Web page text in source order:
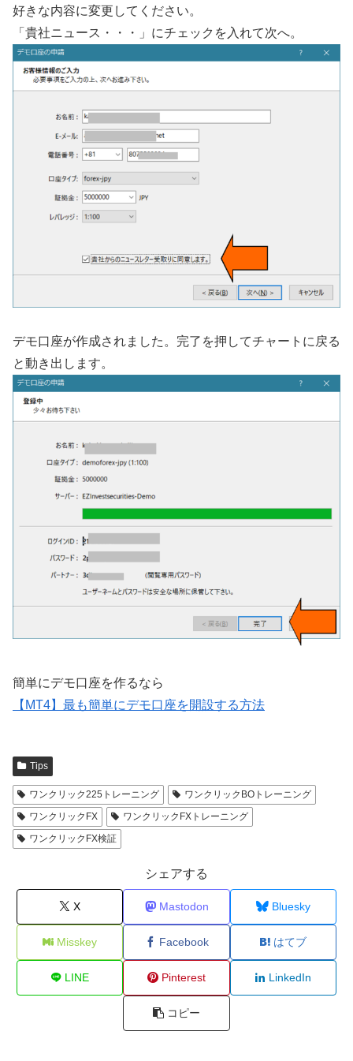
好きな内容に変更してください。
「貴社ニュース・・・」にチェックを入れて次へ。
デモ口座が作成されました。完了を押してチャートに戻る
と動き出します。
簡単にデモ口座を作るなら
【MT4】最も簡単にデモ口座を開設する方法
Tips
ワンクリック225トレーニング
ワンクリックBOトレーニング
ワンクリックFX
ワンクリックFXトレーニング
ワンクリックFX検証
シェアする
X Mastodon Bluesky
Misskey Facebook はてブ
LINE Pinterest LinkedIn
コピー